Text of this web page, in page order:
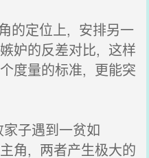
的定位上, 安排另一
妒的反差对比, 这样
度量的标准, 更能突
子遇到一贫如
角, 两者产生极大的